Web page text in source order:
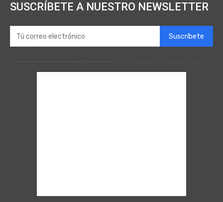
SUSCRÍBETE A NUESTRO NEWSLETTER
Suscríbete